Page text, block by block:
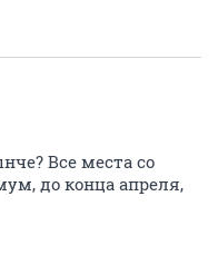
Все места со
до конца апреля,